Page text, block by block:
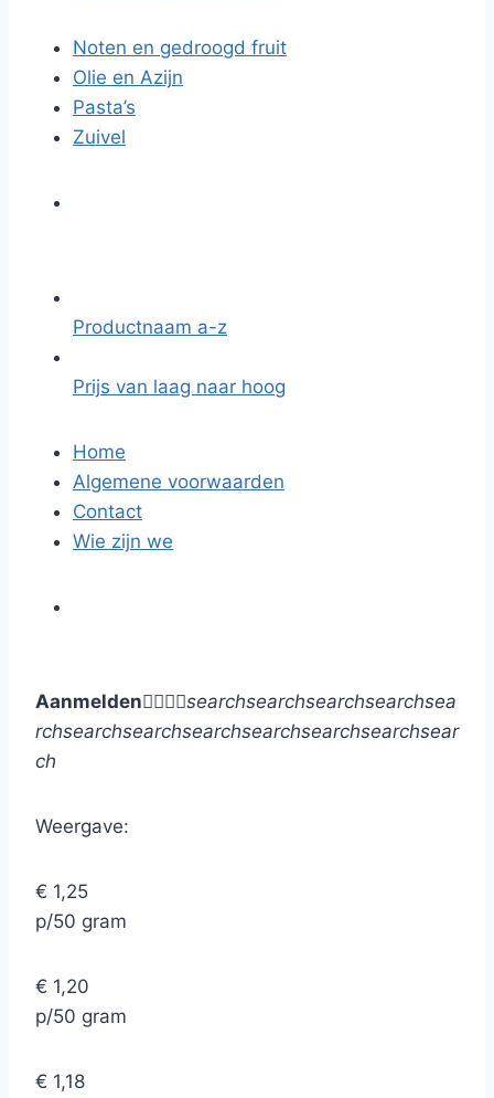
Noten en gedroogd fruit
Olie en Azijn
Pasta’s
Zuivel
Productnaam a-z
Prijs van laag naar hoog
Home
Algemene voorwaarden
Contact
Wie zijn we
Aanmeldensearchsearchsearchsearchsea
rchsearchsearchsearchsearchsearchsearchsear
ch
Weergave:
€ 1,25
p/50 gram
€ 1,20
p/50 gram
€ 1,18